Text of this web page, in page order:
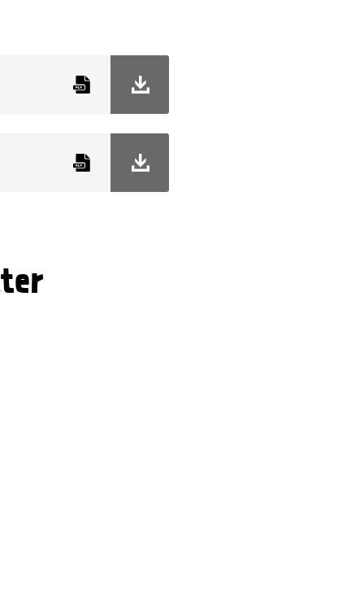
brott
en taklutning på minst
på 80 cm.
och den är
nedan.